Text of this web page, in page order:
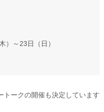
）～23日（日）
トークの開催も決定しています